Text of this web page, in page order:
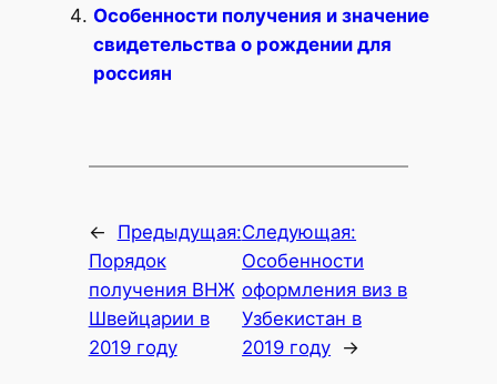
Особенности получения и значение
свидетельства о рождении для
россиян
←
Предыдущая:
Порядок
получения ВНЖ
Швейцарии в
2019 году
Следующая:
Особенности
оформления виз в
Узбекистан в
2019 году →